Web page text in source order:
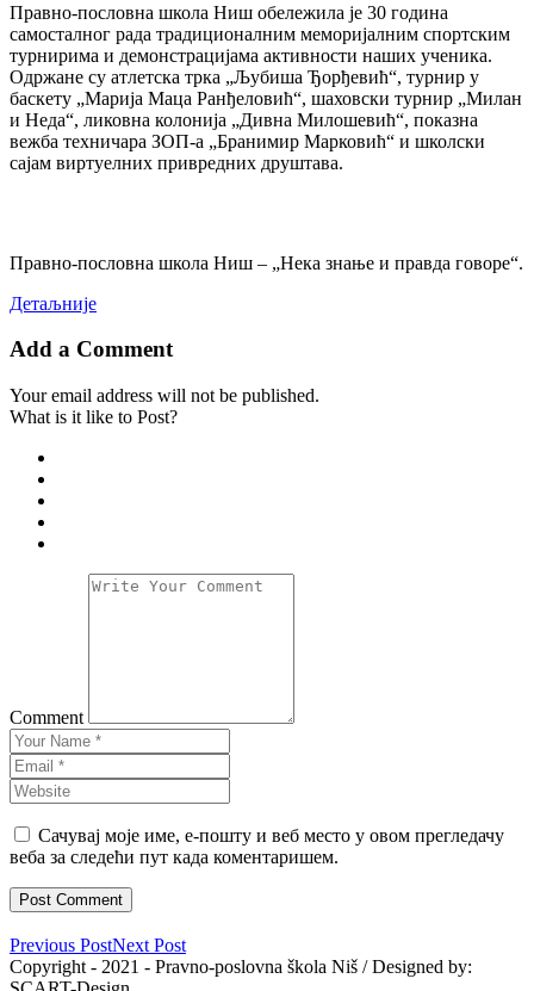
Правно-пословна школа Ниш обележила је 30 година
самосталног рада традиционалним меморијалним спортским
турнирима и демонстрацијама активности наших ученика.
Одржане су атлетска трка „Љубиша Ђорђевић“, турнир у
баскету „Марија Маца Ранђеловић“, шаховски турнир „Милан
и Неда“, ликовна колонија „Дивна Милошевић“, показна
вежба техничара ЗОП-а „Бранимир Марковић“ и школски
сајам виртуелних привредних друштава.
Правно-пословна школа Ниш – „Нека знање и правда говоре“.
Детаљније
Add a Comment
Your email address will not be published.
What is it like to Post?
Comment
Сачувај моје име, е-пошту и веб место у овом прегледачу
веба за следећи пут када коментаришем.
Previous PostNext Post
Copyright - 2021 - Pravno-poslovna škola Niš / Designed by: